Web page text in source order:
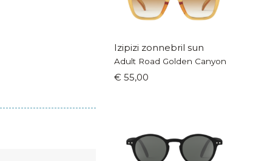
Izipizi zonnebril sun
Adult Road Golden Canyon
€ 55,00